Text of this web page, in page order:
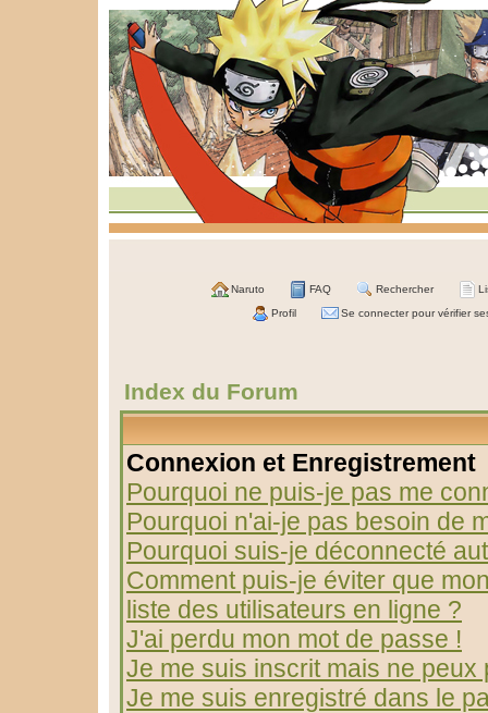
Naruto FAQ Rechercher
Profil Se connecter pour vérifier
Index du Forum
Connexion et Enregistrement
Pourquoi ne puis-je pas me
Pourquoi n'ai-je pas besoin de
Pourquoi suis-je déconnecté
Comment puis-je éviter que
liste des utilisateurs en ligne ?
J'ai perdu mon mot de passe !
Je me suis inscrit mais ne peux
Je me suis enregistré dans le